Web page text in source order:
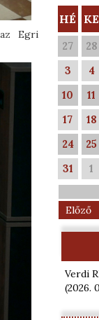
Egri
HÉ KE
27 28
3
4
10
11
17
18
24
25
31
1
Előző
Verdi
(2026.